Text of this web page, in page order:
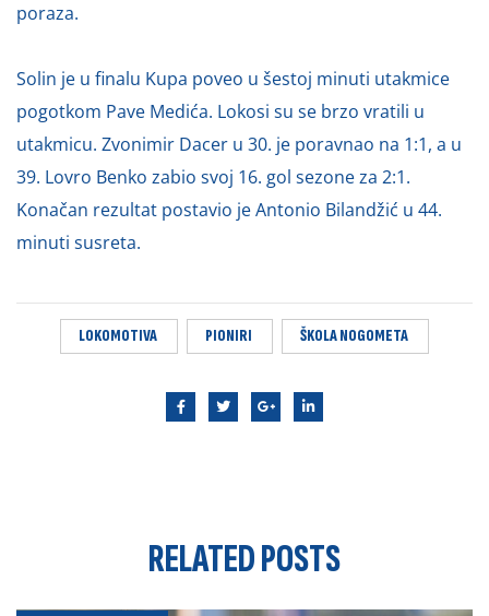
poraza.
Solin je u finalu Kupa poveo u šestoj minuti utakmice
pogotkom Pave Medića. Lokosi su se brzo vratili u
utakmicu. Zvonimir Dacer u 30. je poravnao na 1:1, a u
39. Lovro Benko zabio svoj 16. gol sezone za 2:1.
Konačan rezultat postavio je Antonio Bilandžić u 44.
minuti susreta.
LOKOMOTIVA PIONIRI ŠKOLA NOGOMETA
RELATEDPOSTS